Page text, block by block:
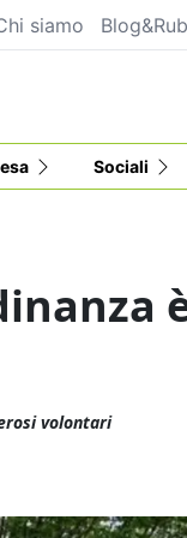
siamo
Sociali
volontari